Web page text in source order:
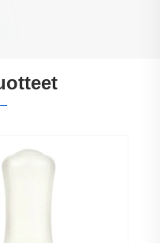
metallihälytyksen